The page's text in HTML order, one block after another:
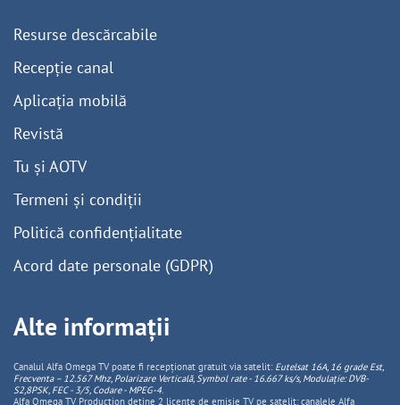
Resurse descărcabile
Recepție canal
Aplicația mobilă
Revistă
Tu și AOTV
Termeni și condiții
Politică confidențialitate
Acord date personale (GDPR)
Alte informații
Canalul Alfa Omega TV poate fi recepționat gratuit via satelit: Eutelsat 16A, 16 grade Est,
Frecventa – 12.567 Mhz, PolarizareVerticală, Symbol rate - 16.667 ks/s, Modulație: DVB-
S2,8PSK, FEC - 3/5, Codare - MPEG-4.
Alfa Omega TV Production deține 2 licențe de emisie TV pe satelit: canalele Alfa